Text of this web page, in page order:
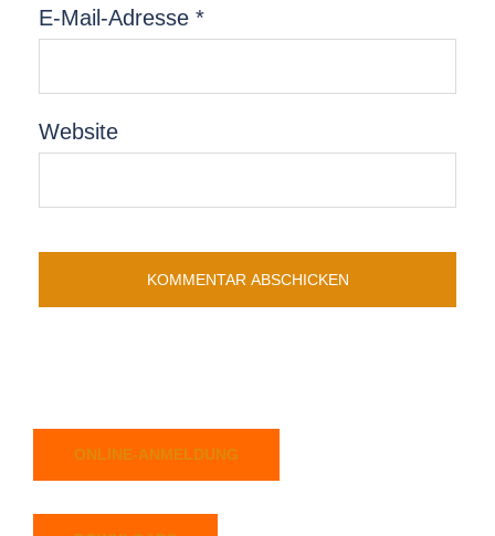
E-Mail-Adresse *
Website
ONLINE-ANMELDUNG